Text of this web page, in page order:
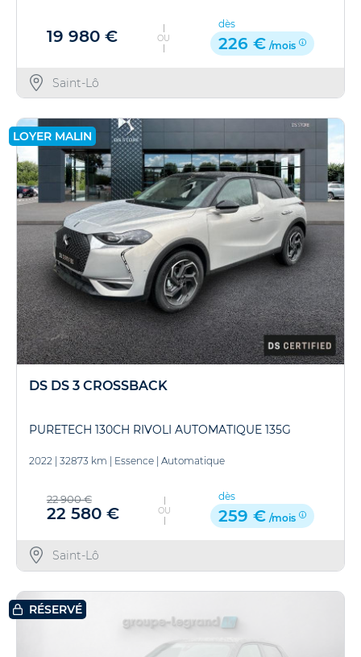
19 980 € OU
dès
226 € /mois
Saint-Lô
LOYER MALIN
DS DS 3 CROSSBACK
PURETECH 130CH RIVOLI AUTOMATIQUE 135G
2022 32873 km Essence Automatique
22 900 €
22 580 € OU
dès
259 € /mois
Saint-Lô
RÉSERVÉ